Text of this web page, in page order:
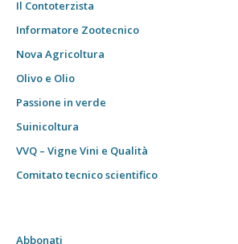
Il Contoterzista
Informatore Zootecnico
Nova Agricoltura
Olivo e Olio
Passione in verde
Suinicoltura
VVQ – Vigne Vini e Qualità
Comitato tecnico scientifico
Abbonati